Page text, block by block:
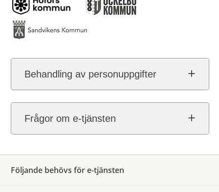
Behandling av personuppgifter
Frågor om e-tjänsten
Följande behövs för e-tjänsten